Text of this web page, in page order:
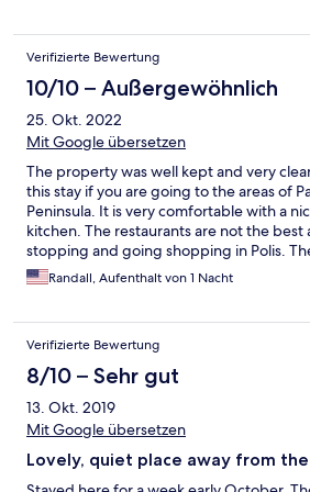
entspannte Atmosphäre. Insgesamt
Verifizierte Bewertung
10/10 – Außergewöhnlich
25. Okt. 2022
Mit Google übersetzen
The property was well kept and very
this stay if you are going to the areas of
Peninsula. It is very comfortable with a
kitchen. The restaurants are not the best
stopping and going shopping in Polis.
comfortable and recommend.
Randall, Aufenthalt von 1 Nacht
Verifizierte Bewertung
8/10 – Sehr gut
13. Okt. 2019
Mit Google übersetzen
Lovely, quiet place away from